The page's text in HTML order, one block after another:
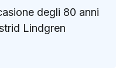
degli 80 anni
Lindgren